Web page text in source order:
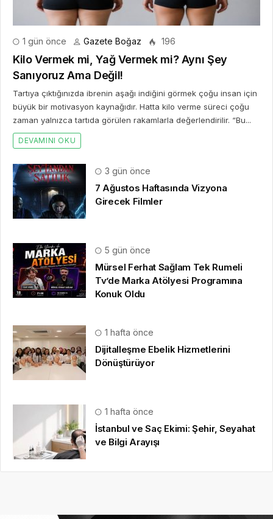
1 gün önce Gazete Boğaz 196
Kilo Vermek mi, Yağ Vermek mi? Aynı Şey
Sanıyoruz Ama Değil!
Tartıya çıktığınızda ibrenin aşağı indiğini görmek çoğu insan için
büyük bir motivasyon kaynağıdır. Hatta kilo verme süreci çoğu
zaman yalnızca tartıda görülen rakamlarla değerlendirilir. “Bu...
DEVAMINI OKU
3 gün önce
7 Ağustos Haftasında Vizyona
Girecek Filmler
5 gün önce
Mürsel Ferhat Sağlam Tek Rumeli
Tv’de Marka Atölyesi Programına
Konuk Oldu
1 hafta önce
Dijitalleşme Ebelik Hizmetlerini
Dönüştürüyor
1 hafta önce
İstanbul ve Saç Ekimi: Şehir, Seyahat
ve Bilgi Arayışı